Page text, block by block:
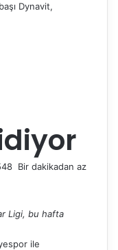
Dynavit,
Bir dakikadan az
Ligi, bu hafta
ile